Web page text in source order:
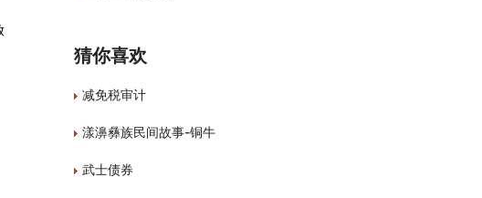
猜你喜欢
减免税审计
漾濞彝族民间故事-铜牛
武士债券